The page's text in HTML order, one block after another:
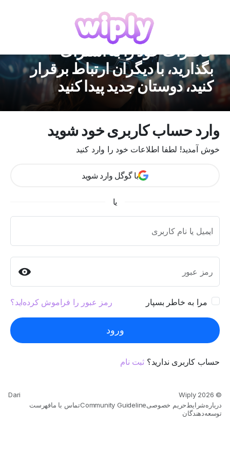
خاطرات خود را به اشتراک
بگذارید، با دیگران ارتباط برقرار
کنید، دوستان جدید پیدا کنید
وارد حساب کاربری خود شوید
خوش آمدید! لطفا اطلاعات خود را وارد کنید
با گوگل وارد شوید
یا
ایمیل یا نام کاربری
رمز عبور
مرا به خاطر بسپار رمز عبور را فراموش کرده‌اید؟
ورود
حساب کاربری ندارید؟ ثبت نام
© 2026 Wiply
Dari
دربارهشرایطحریم خصوصیCommunity Guidelineتماس با مافهرست
توسعه‌دهندگان